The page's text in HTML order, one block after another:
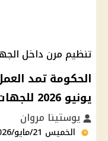
تنظيم مرن داخل
الحكومة تمد
يونيو 2026 للجهات المشمولة بالقرار
يوستينا مروان
الخميس 21/مايو/2026 - 02:00 ص